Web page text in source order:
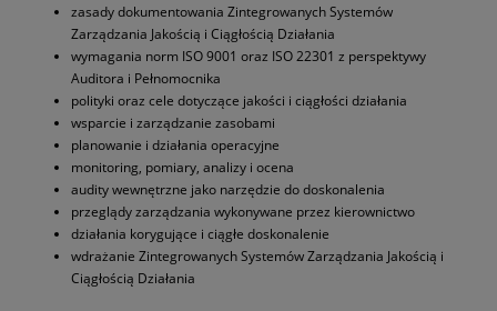
zasady dokumentowania Zintegrowanych Systemów
Zarządzania Jakością i Ciągłością Działania
wymagania norm ISO 9001 oraz ISO 22301 z perspektywy
Auditora i Pełnomocnika
polityki oraz cele dotyczące jakości i ciągłości działania
wsparcie i zarządzanie zasobami
planowanie i działania operacyjne
monitoring, pomiary, analizy i ocena
audity wewnętrzne jako narzędzie do doskonalenia
przeglądy zarządzania wykonywane przez kierownictwo
działania korygujące i ciągłe doskonalenie
wdrażanie Zintegrowanych Systemów Zarządzania Jakością i
Ciągłością Działania